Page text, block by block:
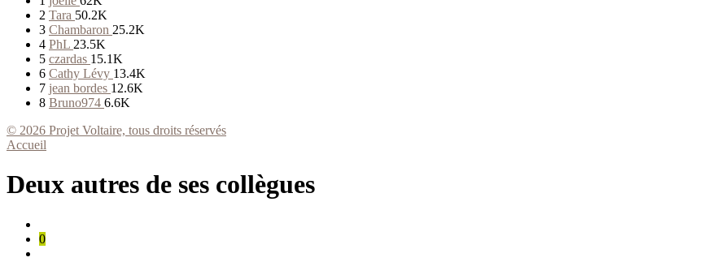
2 Tara 50.2K
3 Chambaron 25.2K
4 PhL 23.5K
5 czardas 15.1K
6 Cathy Lévy 13.4K
7 jean bordes 12.6K
8 Bruno974 6.6K
© 2026 Projet Voltaire, tous droits réservés
Accueil
Deux autres de ses collègues
0